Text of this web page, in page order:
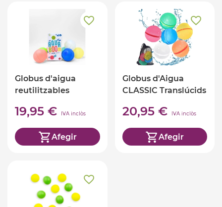
Globus d'aigua
reutilitzables
19,95 € IVA inclòs
Afegir
Globus d'Aigua
CLASSIC Translúcids
20,95 € IVA inclòs
Afegir